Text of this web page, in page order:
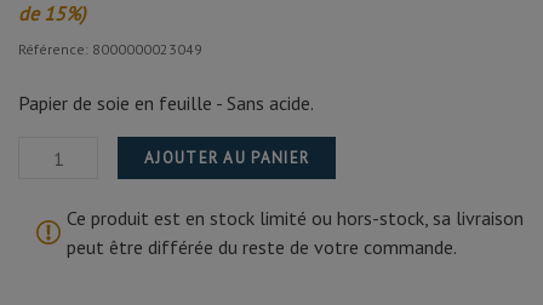
de 15%)
Référence: 8000000023049
Papier de soie en feuille - Sans acide.
AJOUTER AU PANIER
Ce produit est en stock limité ou hors-stock, sa livraison
peut être différée du reste de votre commande.